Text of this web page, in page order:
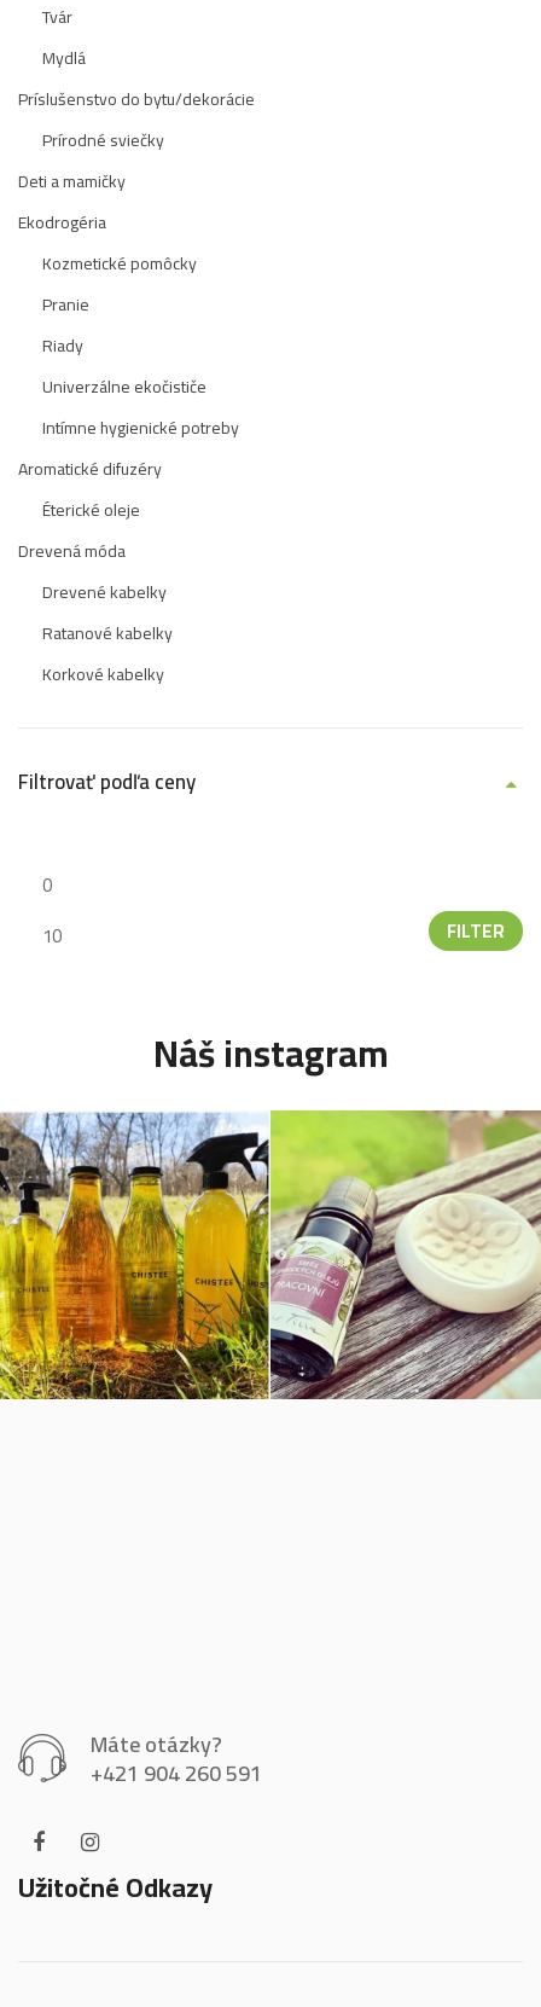
Tvár
Mydlá
Príslušenstvo do bytu/dekorácie
Prírodné sviečky
Deti a mamičky
Ekodrogéria
Kozmetické pomôcky
Pranie
Riady
Univerzálne ekočističe
Intímne hygienické potreby
Aromatické difuzéry
Éterické oleje
Drevená móda
Drevené kabelky
Ratanové kabelky
Korkové kabelky
Filtrovať podľa ceny
FILTER
Náš instagram
Máte otázky?
+421 904 260 591
Užitočné Odkazy